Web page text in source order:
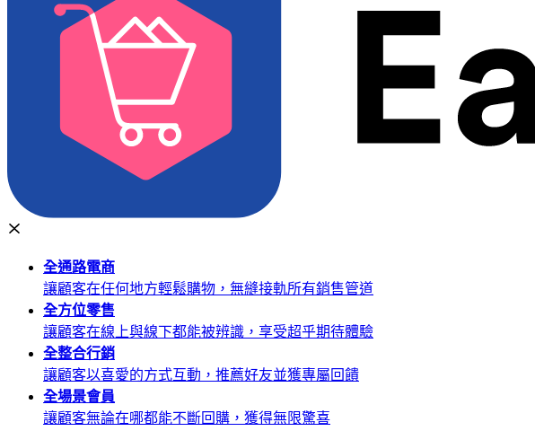
全通路電商
讓顧客在任何地方輕鬆購物，無縫接軌所有銷售管道
全方位零售
讓顧客在線上與線下都能被辨識，享受超乎期待體驗
全整合行銷
讓顧客以喜愛的方式互動，推薦好友並獲專屬回饋
全場景會員
讓顧客無論在哪都能不斷回購，獲得無限驚喜